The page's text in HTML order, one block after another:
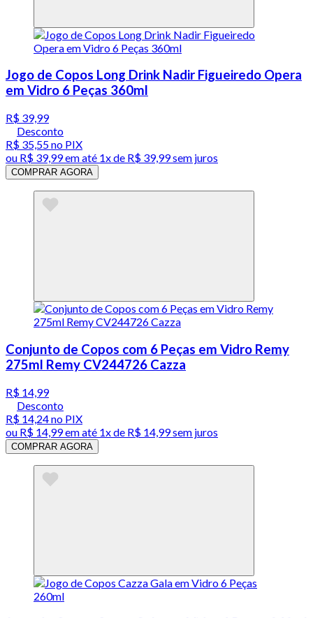
Jogo de Copos Long Drink Nadir Figueiredo Opera
em Vidro 6 Peças 360ml
R$ 39,99
Desconto
R$ 35,55no PIX
ou R$ 39,99em até 1x de R$ 39,99sem juros
COMPRAR AGORA
Conjunto de Copos com 6 Peças em Vidro Remy
275ml Remy CV244726 Cazza
R$ 14,99
Desconto
R$ 14,24no PIX
ou R$ 14,99em até 1x de R$ 14,99sem juros
COMPRAR AGORA